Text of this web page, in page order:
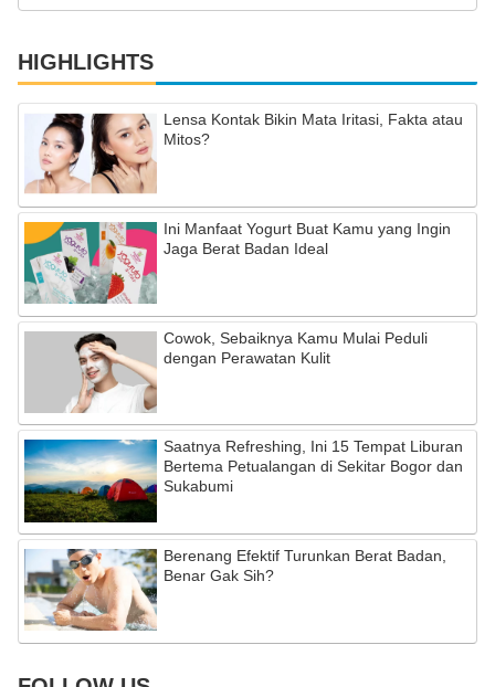
HIGHLIGHTS
Lensa Kontak Bikin Mata Iritasi, Fakta atau
Mitos?
Ini Manfaat Yogurt Buat Kamu yang Ingin
Jaga Berat Badan Ideal
Cowok, Sebaiknya Kamu Mulai Peduli
dengan Perawatan Kulit
Saatnya Refreshing, Ini 15 Tempat Liburan
Bertema Petualangan di Sekitar Bogor dan
Sukabumi
Berenang Efektif Turunkan Berat Badan,
Benar Gak Sih?